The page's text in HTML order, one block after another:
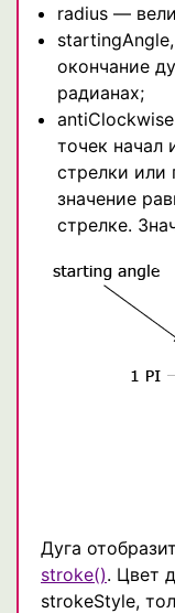
radius —
окончание
радианах;
точек начал
стрелки или
значение
стрелке.
Дуга
stroke(). Цвет
strokeStyle,